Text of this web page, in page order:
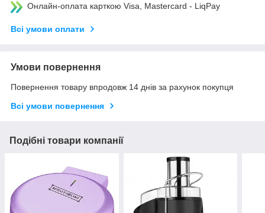
Онлайн-оплата карткою Visa, Mastercard - LiqPay
Всі умови оплати
Умови повернення
Повернення товару впродовж 14 днів за рахунок покупця
Всі умови повернення
Подібні товари компанії